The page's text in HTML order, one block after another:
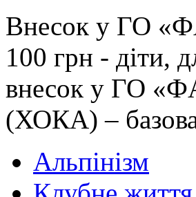
Внесок у ГО
100 грн - діти,
внесок у ГО
(ХОКА) –
Альпінізм